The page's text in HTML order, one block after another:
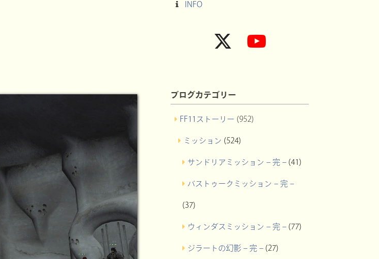
INFO
ブログカテゴリー
FF11ストーリー (952)
ミッション (524)
サンドリアミッション – 完 –(41)
バストゥークミッション – 完 –
(37)
ウィンダスミッション – 完 –(77)
ジラートの幻影 – 完 –(27)